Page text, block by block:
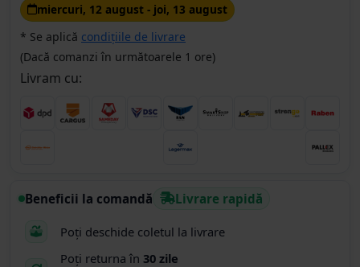
miercuri, 12 august - joi, 13 august
* Se aplică condițiile de livrare
(Dacă comanzi în următoarele 1 ore)
Livram cu:
Beneficii la comandă Livrare rapidă
Poți deschide coletul la livrare
Poți returna în 30 zile